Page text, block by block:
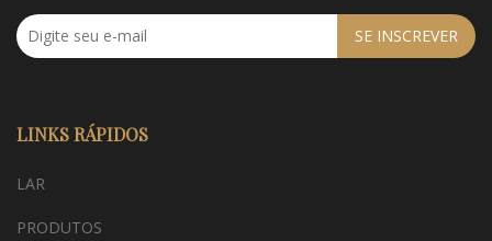
SE INSCREVER
LINKS RÁPIDOS
LAR
PRODUTOS